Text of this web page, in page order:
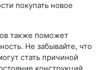
покупать новое
также поможет
Не забывайте, что
стать причиной